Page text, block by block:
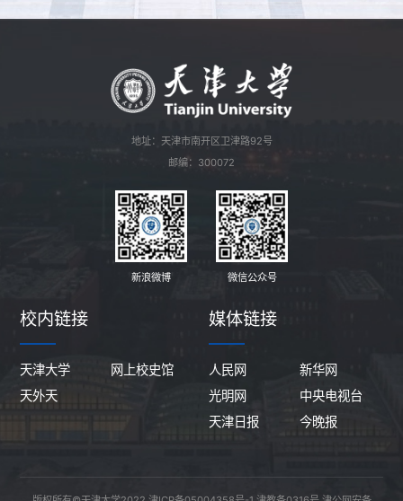
地址：天津市南开区卫津路92号
邮编：300072
新浪微博 微信公众号
校内链接
天津大学
网上校史馆
天外天
媒体链接
人民网
新华网
光明网
中央电视台
天津日报
今晚报